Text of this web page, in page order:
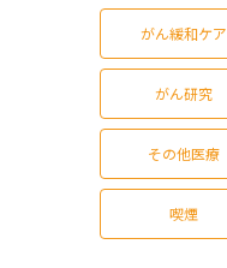
がん緩和ケア
がん研究
その他医療
喫煙